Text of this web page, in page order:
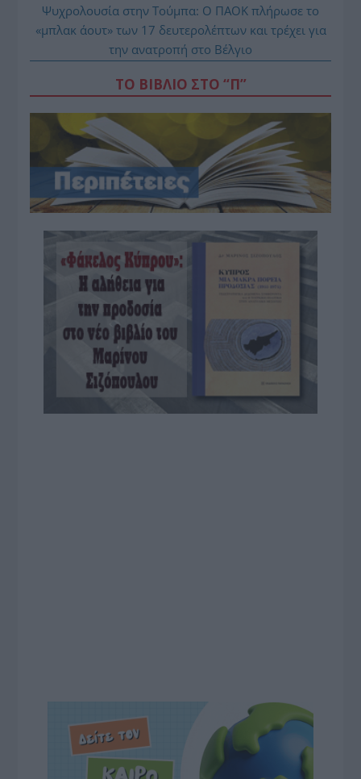
Ψυχρολουσία στην Τούμπα: Ο ΠΑΟΚ πλήρωσε το
«μπλακ άουτ» των 17 δευτερολέπτων και τρέχει για
την ανατροπή στο Βέλγιο
ΤΟ ΒΙΒΛΙΟ ΣΤΟ “Π”